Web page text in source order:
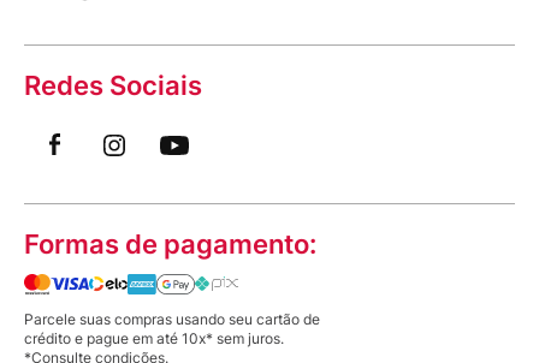
Redes Sociais
Formas de pagamento:
Parcele suas compras usando seu cartão de
crédito e pague em até 10x* sem juros.
*Consulte condições.